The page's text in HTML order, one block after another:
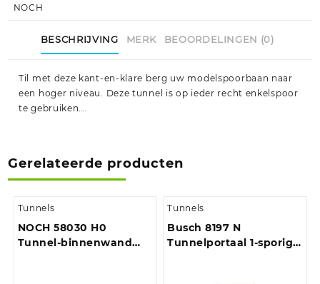
NOCH
BESCHRIJVING MERK BEOORDELINGEN (0)
Til met deze kant-en-klare berg uw modelspoorbaan naar
een hoger niveau. Deze tunnel is op ieder recht enkelspoor
te gebruiken….
Gerelateerde producten
Tunnels
NOCH 58030 H0
Tunnel-binnenwand
Tunnels
Busch 8197 N
Tunnelportaal 1-sporig